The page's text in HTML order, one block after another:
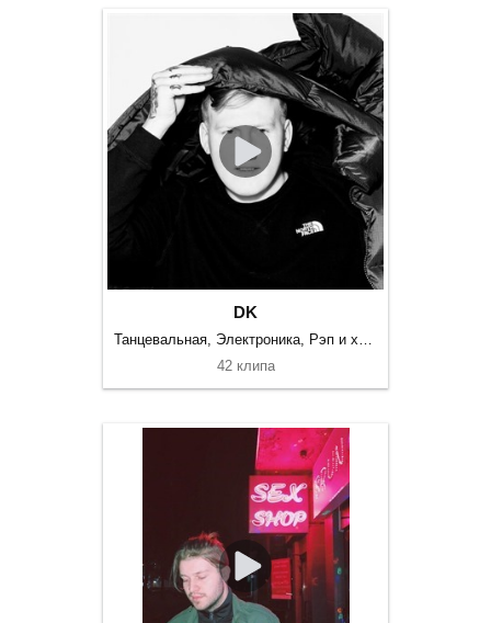
DK
Танцевальная, Электроника, Рэп и хип-хоп
42 клипа